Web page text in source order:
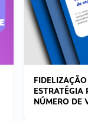
ESTRATÉGIA
NÚMERO DE